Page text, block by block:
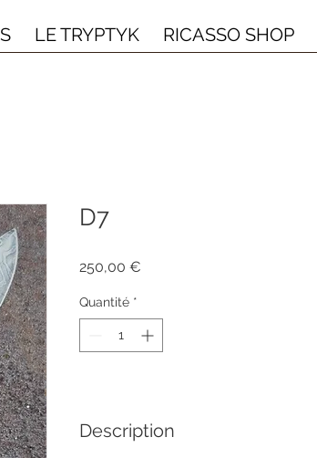
LE TRYPTYK RICASSO SHOP
D7
250,00 €
Quantité *
Description